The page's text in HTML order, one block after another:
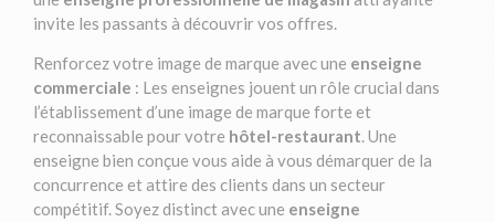
invite les passants à découvrir vos offres.
Renforcez votre image de marque avec une enseigne
commerciale : Les enseignes jouent un rôle crucial dans
l’établissement d’une image de marque forte et
reconnaissable pour votre hôtel-restaurant. Une
enseigne bien conçue vous aide à vous démarquer de la
concurrence et attire des clients dans un secteur
compétitif. Soyez distinct avec une enseigne